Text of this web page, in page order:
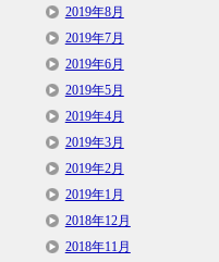
2019年8月
2019年7月
2019年6月
2019年5月
2019年4月
2019年3月
2019年2月
2019年1月
2018年12月
2018年11月